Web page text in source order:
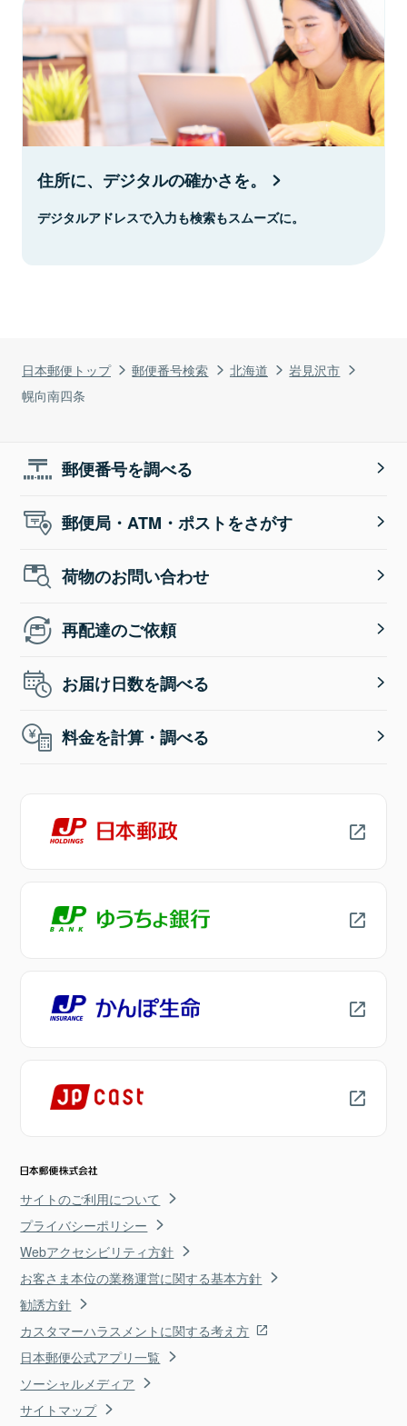
日本郵便トップ 郵便番号検索 北海道
岩見沢市
幌向南四条
住所に、デジタルの確かさを。
デジタルアドレスで入力も検索もスムーズに。
郵便番号を調べる
郵便局・ATM・ポストをさがす
荷物のお問い合わせ
再配達のご依頼
お届け日数を調べる
料金を計算・調べる
サイトのご利用について
プライバシーポリシー
Webアクセシビリティ方針
お客さま本位の業務運営に関する基本方針
勧誘方針
カスタマーハラスメントに関する考え方
日本郵便公式アプリ一覧
ソーシャルメディア
サイトマップ